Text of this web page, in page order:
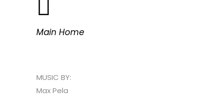
Main Home
MUSIC BY:
Max Pela